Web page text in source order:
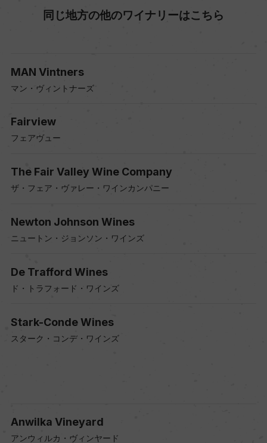
同じ地方の他のワイナリーはこちら
MAN Vintners
マン・ヴィントナーズ
Fairview
フェアヴュー
The Fair Valley Wine Company
ザ・フェア・ヴァレー・ワインカンパニー
Newton Johnson Wines
ニュートン・ジョンソン・ワインズ
De Trafford Wines
ド・トラフォード・ワインズ
Stark-Conde Wines
スターク・コンデ・ワインズ
Anwilka Vineyard
アンウィルカ・ヴィンヤード